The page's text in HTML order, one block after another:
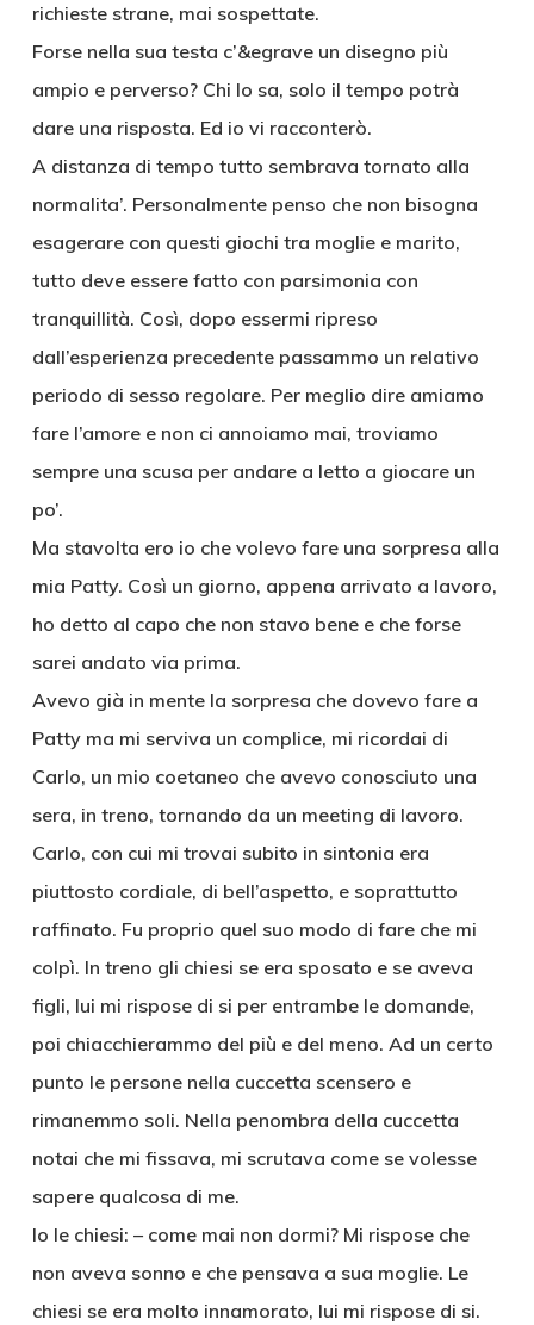
richieste strane, mai sospettate.
Forse nella sua testa c’&egrave un disegno più
ampio e perverso? Chi lo sa, solo il tempo potrà
dare una risposta. Ed io vi racconterò.
A distanza di tempo tutto sembrava tornato alla
normalita’. Personalmente penso che non bisogna
esagerare con questi giochi tra moglie e marito,
tutto deve essere fatto con parsimonia con
tranquillità. Così, dopo essermi ripreso
dall’esperienza precedente passammo un relativo
periodo di sesso regolare. Per meglio dire amiamo
fare l’amore e non ci annoiamo mai, troviamo
sempre una scusa per andare a letto a giocare un
po’.
Ma stavolta ero io che volevo fare una sorpresa alla
mia Patty. Così un giorno, appena arrivato a lavoro,
ho detto al capo che non stavo bene e che forse
sarei andato via prima.
Avevo già in mente la sorpresa che dovevo fare a
Patty ma mi serviva un complice, mi ricordai di
Carlo, un mio coetaneo che avevo conosciuto una
sera, in treno, tornando da un meeting di lavoro.
Carlo, con cui mi trovai subito in sintonia era
piuttosto cordiale, di bell’aspetto, e soprattutto
raffinato. Fu proprio quel suo modo di fare che mi
colpì. In treno gli chiesi se era sposato e se aveva
figli, lui mi rispose di si per entrambe le domande,
poi chiacchierammo del più e del meno. Ad un certo
punto le persone nella cuccetta scensero e
rimanemmo soli. Nella penombra della cuccetta
notai che mi fissava, mi scrutava come se volesse
sapere qualcosa di me.
Io le chiesi: – come mai non dormi? Mi rispose che
non aveva sonno e che pensava a sua moglie. Le
chiesi se era molto innamorato, lui mi rispose di si.